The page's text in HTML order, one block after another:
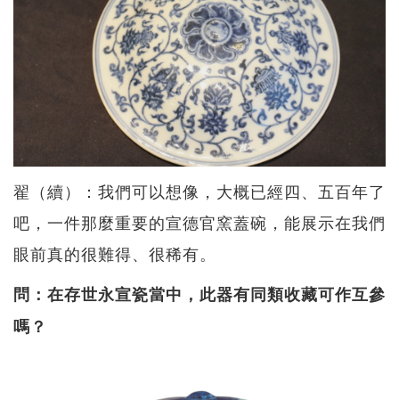
翟（續）：我們可以想像，大概已經四、五百年了
吧，一件那麼重要的宣德官窯蓋碗，能展示在我們
眼前真的很難得、很稀有。
問：在存世永宣瓷當中，此器有同類收藏可作互參
嗎？